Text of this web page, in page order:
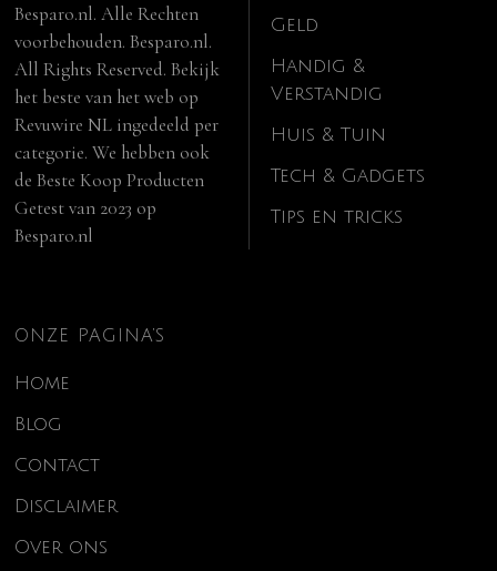
Besparo.nl. Alle Rechten
voorbehouden. Besparo.nl.
All Rights Reserved. Bekijk
het beste van het web op
Revuwire NL ingedeeld per
categorie. We hebben ook
deBeste Koop Producten
Getest van 2023 op
Besparo.nl
Geld
Handig &
Verstandig
Huis & Tuin
Tech & Gadgets
Tips en tricks
ONZE PAGINA’S
Home
Blog
Contact
Disclaimer
Over ons